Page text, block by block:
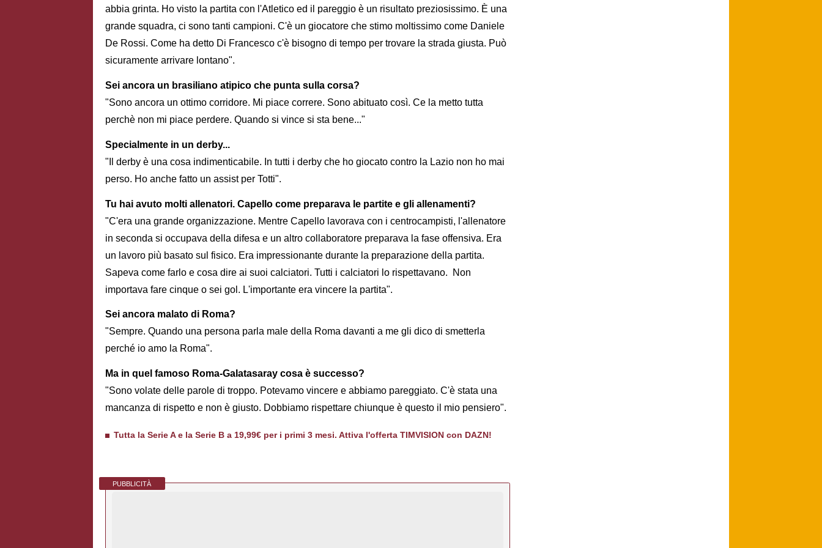
abbia grinta. Ho visto la partita con l'Atletico ed il pareggio è un risultato preziosissimo. È una
grande squadra, ci sono tanti campioni. C'è un giocatore che stimo moltissimo come Daniele
De Rossi. Come ha detto Di Francesco c'è bisogno di tempo per trovare la strada giusta. Può
sicuramente arrivare lontano".
Sei ancora un brasiliano atipico che punta sulla corsa?
"Sono ancora un ottimo corridore. Mi piace correre. Sono abituato così. Ce la metto tutta
perchè non mi piace perdere. Quando si vince si sta bene..."
Specialmente in un derby...
"Il derby è una cosa indimenticabile. In tutti i derby che ho giocato contro la Lazio non ho mai
perso. Ho anche fatto un assist per Totti".
Tu hai avuto molti allenatori. Capello come preparava le partite e gli allenamenti?
"C'era una grande organizzazione. Mentre Capello lavorava con i centrocampisti, l'allenatore
in seconda si occupava della difesa e un altro collaboratore preparava la fase offensiva. Era
un lavoro più basato sul fisico. Era impressionante durante la preparazione della partita.
Sapeva come farlo e cosa dire ai suoi calciatori. Tutti i calciatori lo rispettavano. Non
importava fare cinque o sei gol. L'importante era vincere la partita".
Sei ancora malato di Roma?
"Sempre. Quando una persona parla male della Roma davanti a me gli dico di smetterla
perché io amo la Roma".
Ma in quel famoso Roma-Galatasaray cosa è successo?
"Sono volate delle parole di troppo. Potevamo vincere e abbiamo pareggiato. C'è stata una
mancanza di rispetto e non è giusto. Dobbiamo rispettare chiunque è questo il mio pensiero".
Tutta la Serie A e la Serie B a 19,99€ per i primi 3 mesi. Attiva l'offerta TIMVISION con DAZN!
PUBBLICITÀ